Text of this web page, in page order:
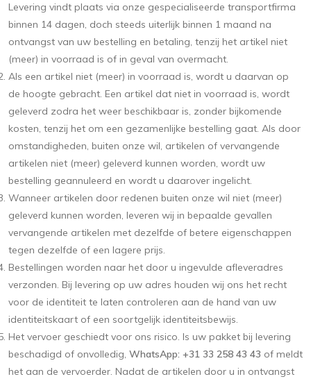
Levering vindt plaats via onze gespecialiseerde transportfirma
binnen 14 dagen, doch steeds uiterlijk binnen 1 maand na
ontvangst van uw bestelling en betaling, tenzij het artikel niet
(meer) in voorraad is of in geval van overmacht.
Als een artikel niet (meer) in voorraad is, wordt u daarvan op
de hoogte gebracht. Een artikel dat niet in voorraad is, wordt
geleverd zodra het weer beschikbaar is, zonder bijkomende
kosten, tenzij het om een gezamenlijke bestelling gaat. Als door
omstandigheden, buiten onze wil, artikelen of vervangende
artikelen niet (meer) geleverd kunnen worden, wordt uw
bestelling geannuleerd en wordt u daarover ingelicht.
Wanneer artikelen door redenen buiten onze wil niet (meer)
geleverd kunnen worden, leveren wij in bepaalde gevallen
vervangende artikelen met dezelfde of betere eigenschappen
tegen dezelfde of een lagere prijs.
Bestellingen worden naar het door u ingevulde afleveradres
verzonden. Bij levering op uw adres houden wij ons het recht
voor de identiteit te laten controleren aan de hand van uw
identiteitskaart of een soortgelijk identiteitsbewijs.
Het vervoer geschiedt voor ons risico. Is uw pakket bij levering
beschadigd of onvolledig, WhatsApp: +31 33 258 43 43 of meldt
het aan de vervoerder. Nadat de artikelen door u in ontvangst